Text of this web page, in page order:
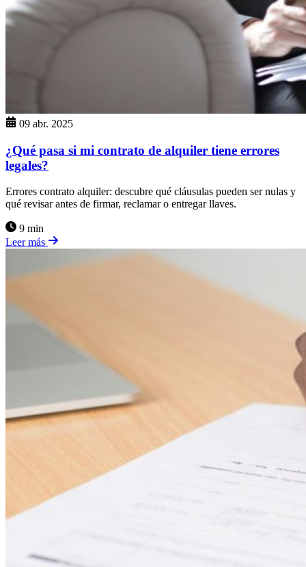
09 abr. 2025
¿Qué pasa si mi contrato de alquiler tiene errores
legales?
Errores contrato alquiler: descubre qué cláusulas pueden ser nulas y
qué revisar antes de firmar, reclamar o entregar llaves.
9 min
Leer más